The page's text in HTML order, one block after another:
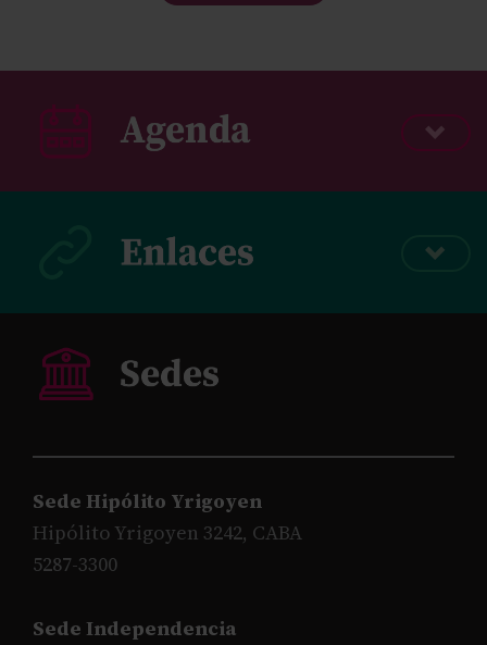
Sede Hipólito Yrigoyen
Hipólito Yrigoyen 3242, CABA
5287-3300
Sede Independencia